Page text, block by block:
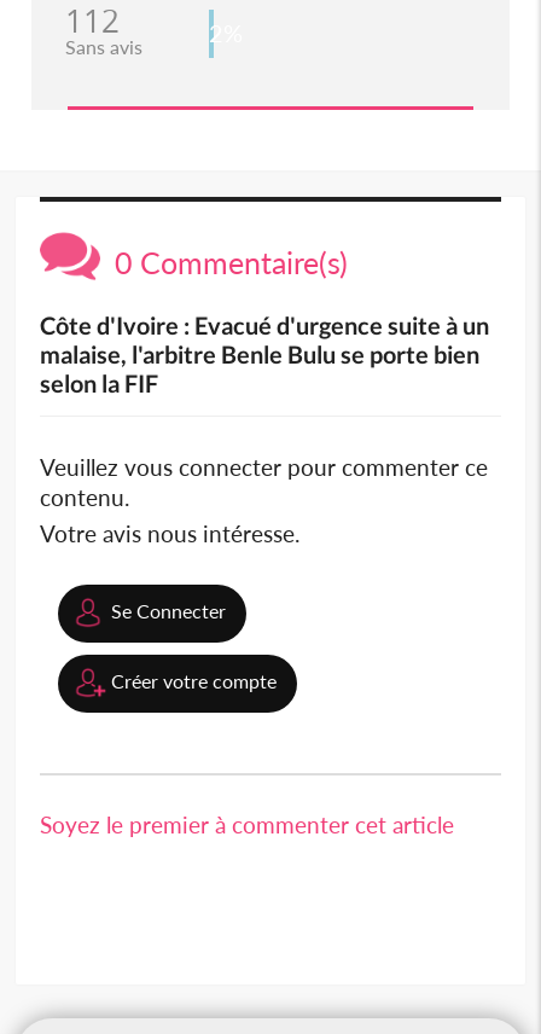
112
Sans avis 2%
0 Commentaire(s)
Côte d'Ivoire : Evacué d'urgence suite à un
malaise, l'arbitre Benle Bulu se porte bien
selon la FIF
Veuillez vous connecter pour commenter ce
contenu.
Votre avis nous intéresse.
Se Connecter
Créer votre compte
Soyez le premier à commenter cet article